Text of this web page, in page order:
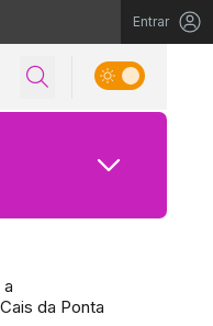
Entrar
da Ponta